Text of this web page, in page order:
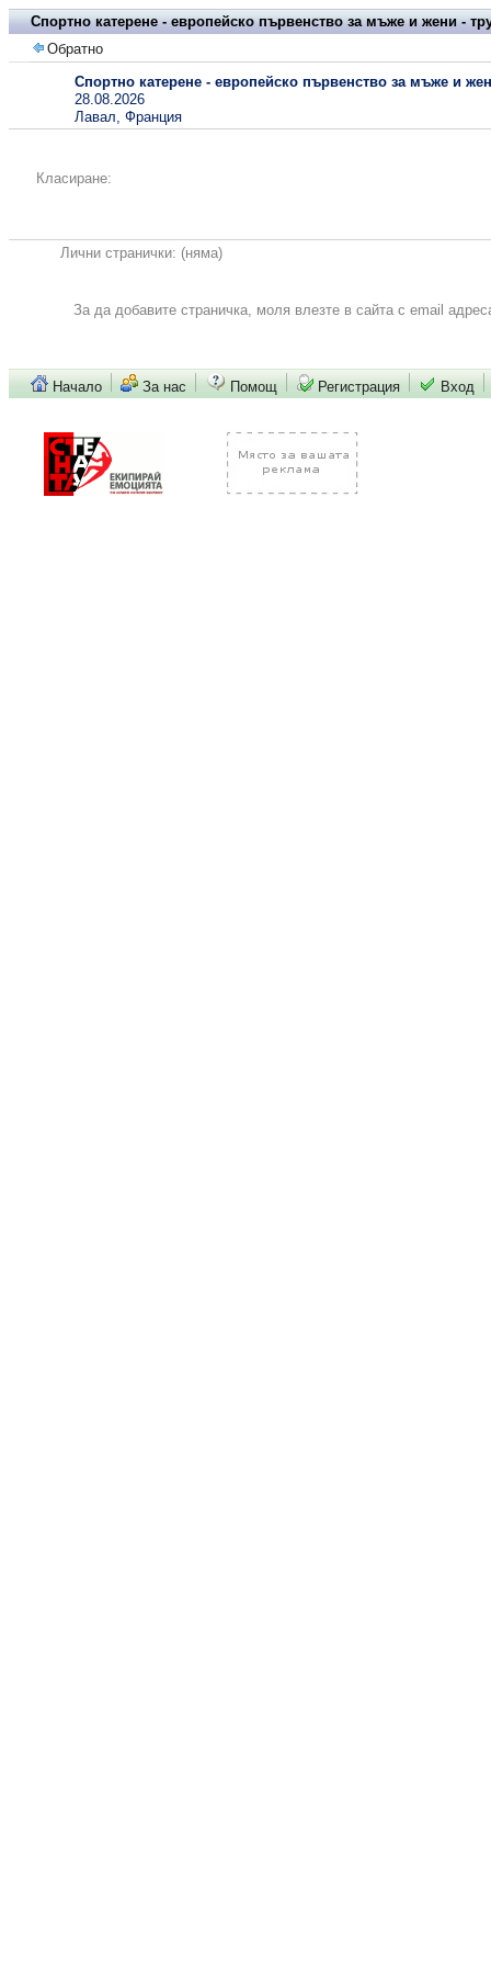
Спортно катерене - европейско първенство за мъже и жени -
Обратно
Спортно катерене - европейско първенство за мъже и
28.08.2026
Лавал, Франция
Класиране:
Лични странички: (няма)
За да добавите страничка, моля влезте в сайта с email
Начало За нас Помощ Регистрация Вход